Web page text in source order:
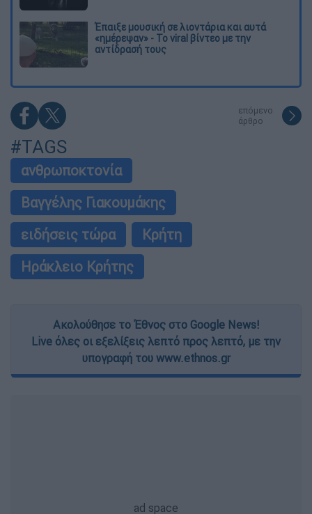
Έπαιξε μουσική σε λιοντάρια και αυτά
«ημέρεψαν» - Το viral βίντεο με την
αντίδρασή τους
επόμενο
άρθρο
#TAGS
ανθρωποκτονία
Βαγγέλης Γιακουμάκης
ειδήσεις τώρα
Κρήτη
Ηράκλειο Κρήτης
Ακολούθησε το Έθνος στο Google News!
Live όλες οι εξελίξεις λεπτό προς λεπτό, με την
υπογραφή του www.ethnos.gr